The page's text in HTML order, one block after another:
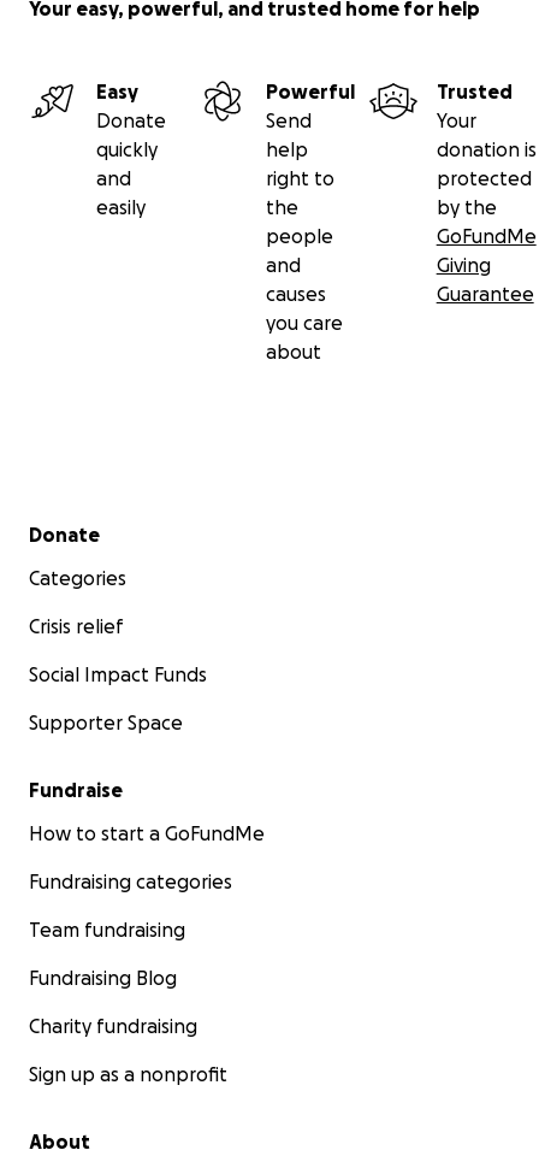
Your easy, powerful, and trusted home for help
Easy
Donate
quickly
and
easily
Powerful
Send
help
right to
the
people
and
causes
you care
about
Trusted
Your
donation is
protected
by the
GoFundMe
Giving
Guarantee
Secondary menu
Donate
Categories
Crisis relief
Social Impact Funds
Supporter Space
Fundraise
How to start a GoFundMe
Fundraising categories
Team fundraising
Fundraising Blog
Charity fundraising
Sign up as a nonprofit
About